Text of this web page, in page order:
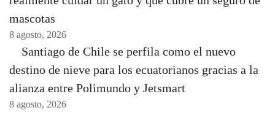
mascotas
8 agosto, 2026
Santiago de Chile se perfila como el nuevo
destino de nieve para los ecuatorianos gracias a la
alianza entre Polimundo y Jetsmart
8 agosto, 2026